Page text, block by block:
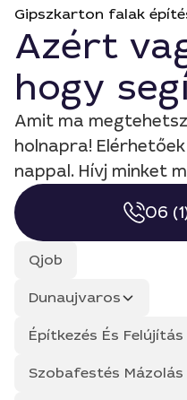
Gipszkarton falak
Azért
hogy
Amit ma
holnapra!
nappal. Hívj minket
06
Qjob
Dunaujvaros
Építkezés És
Szobafestés